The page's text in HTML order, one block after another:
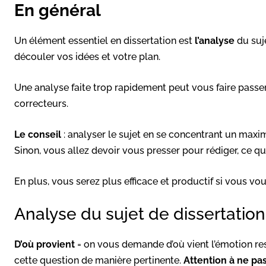
En général
Un élément essentiel en dissertation est l’analyse du
découler vos idées et votre plan.
Une analyse faite trop rapidement peut vous faire
correcteurs.
Le conseil : analyser le sujet en se concentrant un
Sinon, vous allez devoir vous presser pour rédiger, ce
En plus, vous serez plus efficace et productif si vous
Analyse du sujet de
D’où provient = on vous demande d’où vient l’émotion
cette question de manière pertinente. Attention à ne